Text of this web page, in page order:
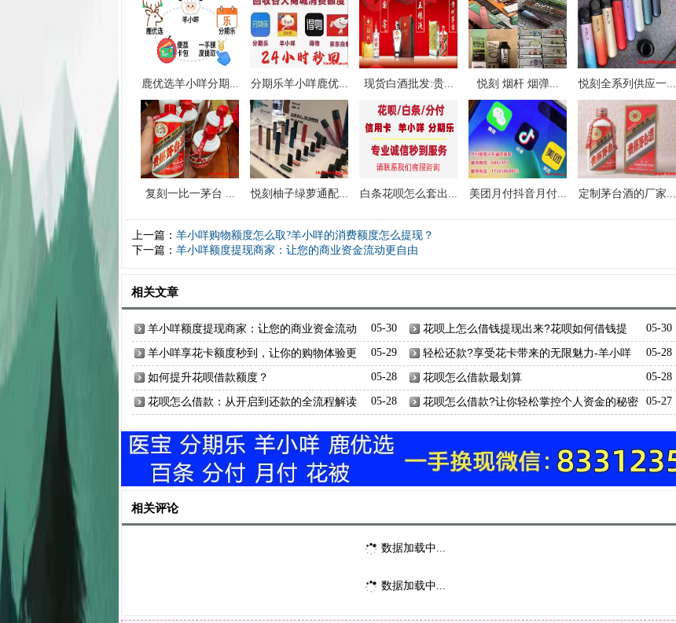
鹿优选羊小咩分期... 分期乐羊小咩鹿优... 现货白酒批发:贵... 悦刻 烟杆 烟弹... 悦刻全系列供应一...
复刻一比一茅台 ... 悦刻柚子绿萝通配... 白条花呗怎么套出... 美团月付抖音月付... 定制茅台酒的厂家...
上一篇： 羊小咩购物额度怎么取?羊小咩的消费额度怎么提现？
下一篇： 羊小咩额度提现商家：让您的商业资金流动更自由
相关文章
05-30
羊小咩额度提现商家：让您的商业资金流动
更自由
05-30
花呗上怎么借钱提现出来?花呗如何借钱提
现？
05-29
羊小咩享花卡额度秒到，让你的购物体验更
无忧
05-28
轻松还款?享受花卡带来的无限魅力-羊小咩
享花卡还款期限全解析羊小咩享花卡现
05-28
如何提升花呗借款额度？ 05-28
花呗怎么借款最划算
05-28
花呗怎么借款：从开启到还款的全流程解读 05-27
花呗怎么借款?让你轻松掌控个人资金的秘密
相关评论
数据加载中...
数据加载中...